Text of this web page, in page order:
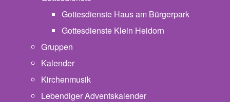
Gottesdienste Haus am Bürgerpark
Gottesdienste Klein Heidorn
Gruppen
Kalender
Kirchenmusik
Lebendiger Adventskalender